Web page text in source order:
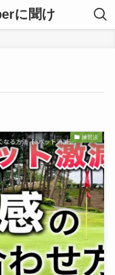
に聞け
練習法